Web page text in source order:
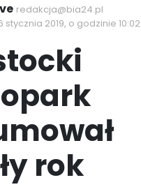
redakcja@bia24.pl
stycznia 2019, o godzinie 10:02
rok